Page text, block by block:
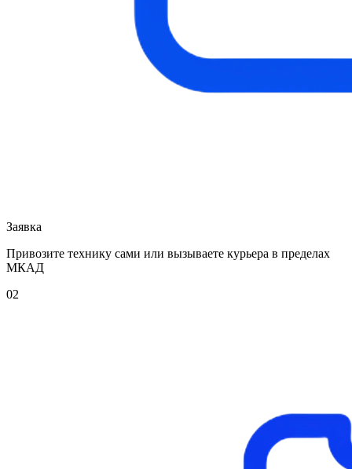
Заявка
Привозите технику сами или вызываете курьера в пределах
МКАД
02